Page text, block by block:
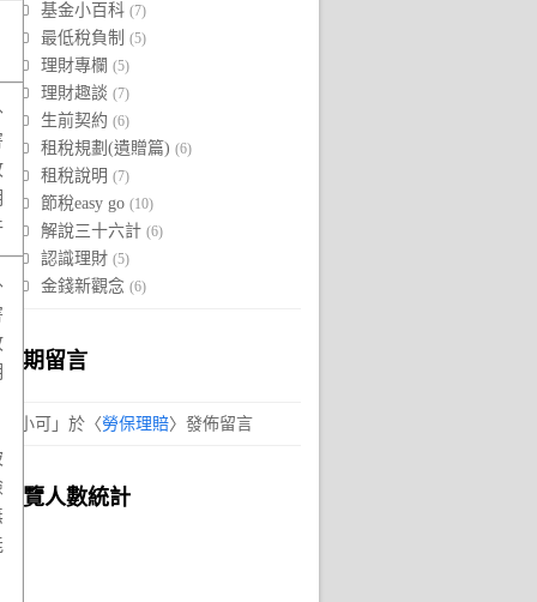
基金小百科 (7)
最低稅負制 (5)
理財專欄 (5)
理財趣談 (7)
生前契約 (6)
租稅規劃(遺贈篇) (6)
租稅說明 (7)
節稅easy go (10)
解說三十六計 (6)
認識理財 (5)
金錢新觀念 (6)
近期留言
小可 」於〈勞保理賠〉發佈留言
瀏覽人數統計